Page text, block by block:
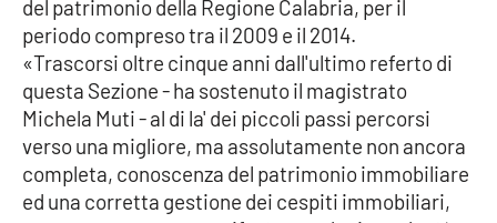
RUBRICHE
Good Morning Vietnam
Parchi Marini Calabria
del patrimonio della Regione Calabria, per il
periodo compreso tra il 2009 e il 2014.
«Trascorsi oltre cinque anni dall'ultimo referto di
questa Sezione - ha sostenuto il magistrato
Michela Muti - al di la' dei piccoli passi percorsi
verso una migliore, ma assolutamente non ancora
completa, conoscenza del patrimonio immobiliare
ed una corretta gestione dei cespiti immobiliari,